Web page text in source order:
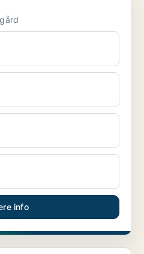
info